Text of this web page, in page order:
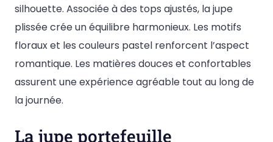
silhouette. Associée à des tops ajustés, la jupe
plissée crée un équilibre harmonieux. Les motifs
floraux et les couleurs pastel renforcent l’aspect
romantique. Les matières douces et confortables
assurent une expérience agréable tout au long de
la journée.
La jupe portefeuille